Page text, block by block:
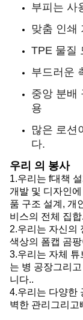
부피는 사
맞춤 인쇄
TPE 물질
부드러운
중앙 분배
용
많은 로션
다.
우리 의 봉사
1.우리는 f대책
개발 및 디자인
품 구조 설계, 개
비스의 전체 집합.
2.우리는 자신의
색상의 폼캡 곰
3.우리는 자체 튜
는 병 공장그리고
니다..
4.우리는 다양한
벽한 관리 그리고